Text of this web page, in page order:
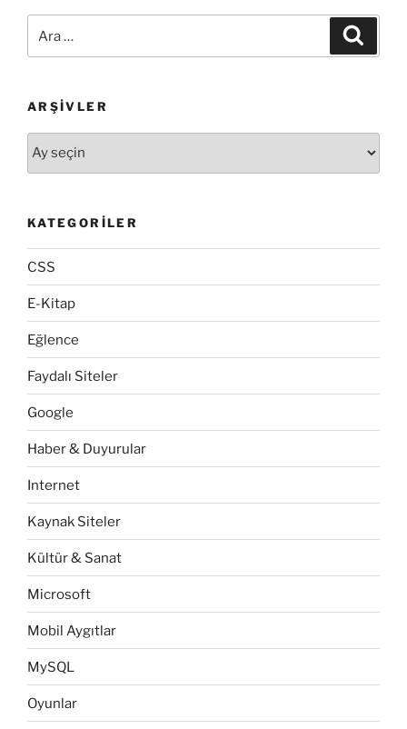
ARŞIVLER
KATEGORILER
CSS
E-Kitap
Eğlence
Faydalı Siteler
Google
Haber & Duyurular
Internet
Kaynak Siteler
Kültür & Sanat
Microsoft
Mobil Aygıtlar
MySQL
Oyunlar